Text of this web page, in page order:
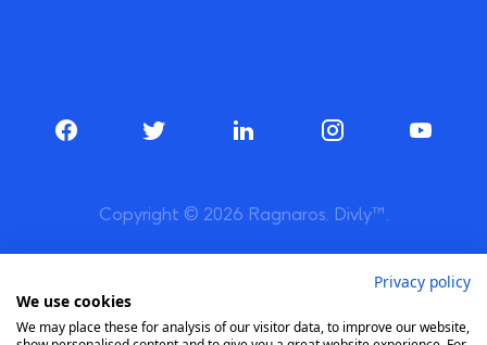
Copyright © 2026 Ragnaros. Divly™.
Privacy policy
We use cookies
We may place these for analysis of our visitor data, to improve our website,